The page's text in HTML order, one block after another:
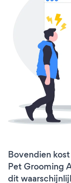
Bovendien
Pet Grooming
dit